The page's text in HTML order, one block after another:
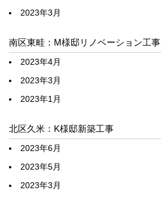
2023年3月
南区東畦：M様邸リノベーション工事
2023年4月
2023年3月
2023年1月
北区久米：K様邸新築工事
2023年6月
2023年5月
2023年3月